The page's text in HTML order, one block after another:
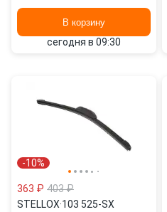
В корзину
сегодня в 09:30
-10%
363 ₽ 403 ₽
STELLOX·103 525-SX